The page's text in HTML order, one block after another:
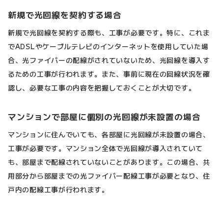
新規で光回線を契約する場合
新規で光回線を契約する際も、工事が必要です。特に、これま
でADSLやケーブルテレビのインターネットを使用していた場
合、光ファイバーの配線がされていないため、光回線を導入す
るための工事が行われます。また、事前に現在の回線状況を確
認し、必要な工事の内容を把握しておくことが大切です。
マンションで部屋に個別の光回線が未設置の場合
マンションに住んでいても、各部屋に光回線が未設置の場合、
工事が必要です。マンション全体で光回線が導入されていて
も、部屋まで配線されていないことがあります。この場合、共
用部分から部屋までの光ファイバー配線工事が必要となり、住
戸内の配線工事が行われます。